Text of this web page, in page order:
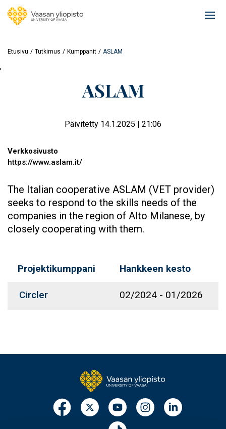
Etusivu Tutkimus Kumppanit ASLAM
'
ASLAM
Päivitetty 14.1.2025 | 21:06
Verkkosivusto
https://www.aslam.it/
The Italian cooperative ASLAM (VET provider)
seeks to respond to the skills needs of the
companies in the region of Alto Milanese, by
closely cooperating with them.
Projektikumppani Hankkeen kesto
Circler 02/2024 - 01/2026